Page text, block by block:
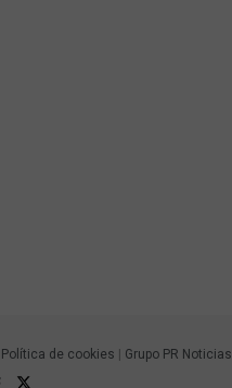
Política de cookies Grupo PR Noticias